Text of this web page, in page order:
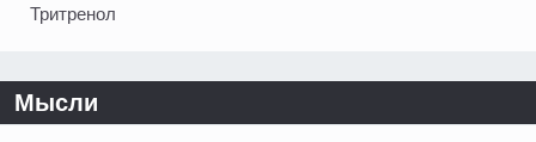
Тритренол
Мысли